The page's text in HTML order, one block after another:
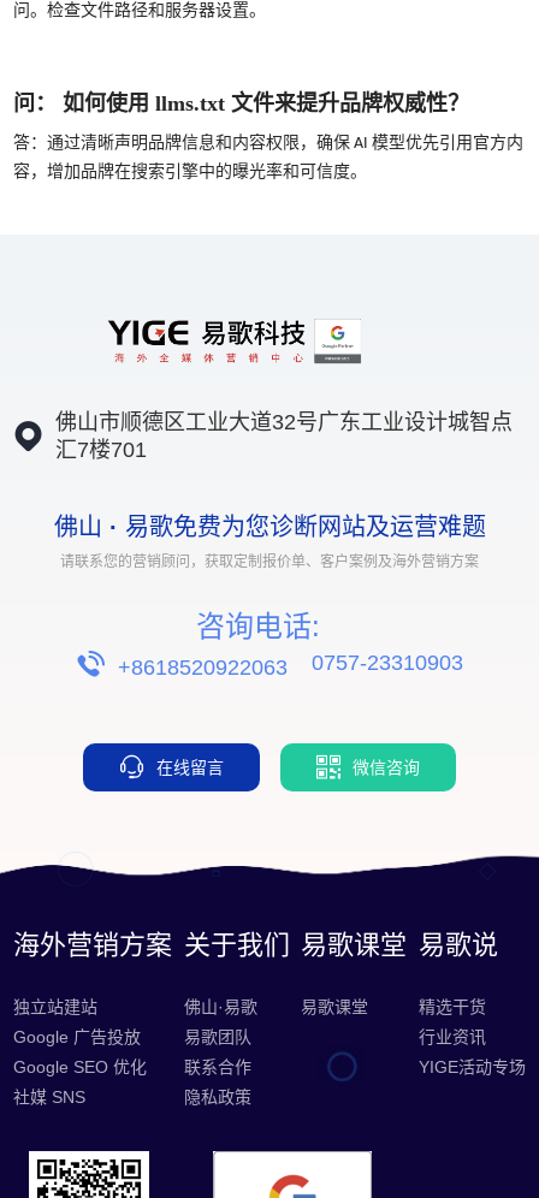
问。检查文件路径和服务器设置。
问： 如何使用 llms.txt 文件来提升品牌权威性？
答：通过清晰声明品牌信息和内容权限，确保 AI 模型优先引用官方内
容，增加品牌在搜索引擎中的曝光率和可信度。
佛山市顺德区工业大道32号广东工业设计城智点
汇7楼701
佛山 · 易歌免费为您诊断网站及运营难题
请联系您的营销顾问，获取定制报价单、客户案例及海外营销方案
咨询电话:
+8618520922063 0757-23310903
在线留言 微信咨询
海外营销方案
独立站建站
Google 广告投放
Google SEO 优化
社媒 SNS
关于我们
佛山·易歌
易歌团队
联系合作
隐私政策
易歌课堂
易歌课堂
易歌说
精选干货
行业资讯
YIGE活动专场